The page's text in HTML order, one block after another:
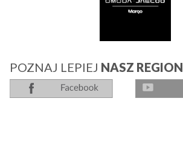
POZNAJ LEPIEJ NASZ REGION